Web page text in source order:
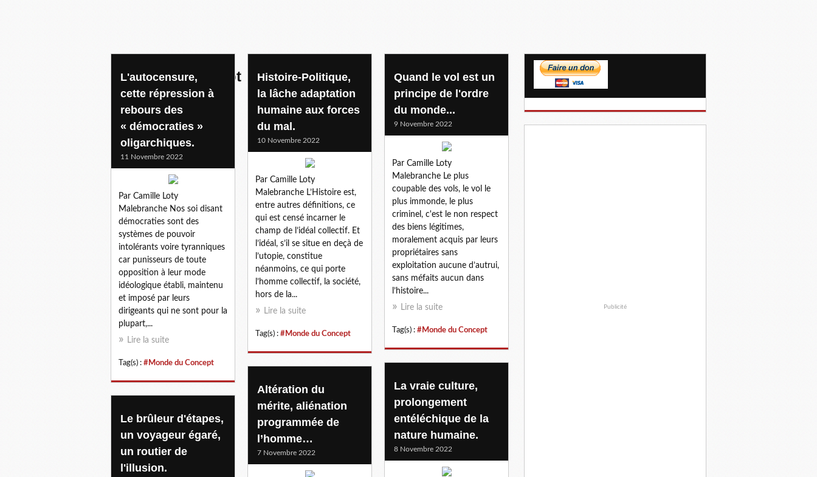
monde du concept
L'autocensure,
cette répression à
rebours des
« démocraties »
oligarchiques.
11 Novembre 2022
Par Camille Loty
Malebranche Nos soi disant
démocraties sont des
systèmes de pouvoir
intolérants voire tyranniques
car punisseurs de toute
opposition à leur mode
idéologique établi, maintenu
et imposé par leurs
dirigeants qui ne sont pour la
plupart,...
Lire la suite
Tag(s) : #Monde du Concept
Histoire-Politique,
la lâche adaptation
humaine aux forces
du mal.
10 Novembre 2022
Par Camille Loty
Malebranche L’Histoire est,
entre autres définitions, ce
qui est censé incarner le
champ de l’idéal collectif. Et
l’idéal, s’il se situe en deçà de
l’utopie, constitue
néanmoins, ce qui porte
l’homme collectif, la société,
hors de la...
Lire la suite
Tag(s) : #Monde du Concept
Quand le vol est un
principe de l'ordre
du monde...
9 Novembre 2022
Par Camille Loty
Malebranche Le plus
coupable des vols, le vol le
plus immonde, le plus
criminel, c'est le non respect
des biens légitimes,
moralement acquis par leurs
propriétaires sans
exploitation aucune d’autrui,
sans méfaits aucun dans
l’histoire...
Lire la suite
Tag(s) : #Monde du Concept
La vraie culture,
prolongement
entéléchique de la
nature humaine.
8 Novembre 2022
Altération du
mérite, aliénation
programmée de
l’homme…
7 Novembre 2022
Le brûleur d'étapes,
un voyageur égaré,
un routier de
l'illusion.
Publicité